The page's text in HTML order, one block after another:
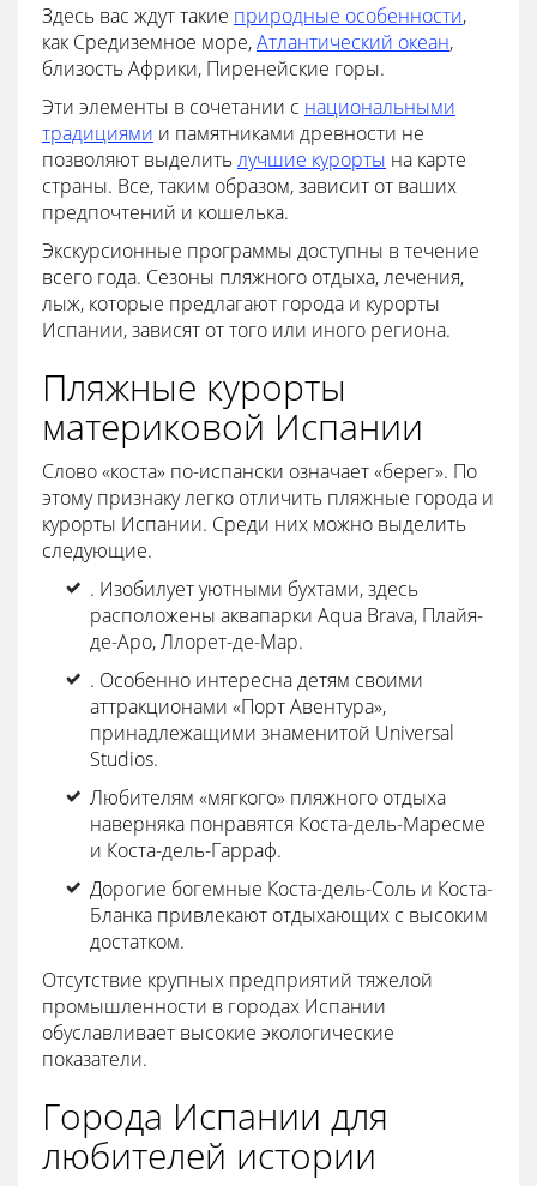
Здесь вас ждут такие природные особенности,
как Средиземное море,Атлантический океан,
близость Африки, Пиренейские горы.
Эти элементы в сочетании с национальными
традициями и памятниками древности не
позволяют выделитьлучшие курорты на карте
страны. Все, таким образом, зависит от ваших
предпочтений и кошелька.
Экскурсионные программы доступны в течение
всего года. Сезоны пляжного отдыха, лечения,
лыж, которые предлагают города и курорты
Испании, зависят от того или иного региона.
Пляжные курорты
материковой Испании
Слово «коста» по-испански означает «берег». По
этому признаку легко отличить пляжные города и
курорты Испании. Среди них можно выделить
следующие.
. Изобилует уютными бухтами, здесь
расположены аквапарки Aqua Brava, Плайя-
де-Аро, Ллорет-де-Мар.
. Особенно интересна детям своими
аттракционами «Порт Авентура»,
принадлежащими знаменитой Universal
Studios.
Любителям «мягкого» пляжного отдыха
наверняка понравятся Коста-дель-Маресме
и Коста-дель-Гарраф.
Дорогие богемные Коста-дель-Соль и Коста-
Бланка привлекают отдыхающих с высоким
достатком.
Отсутствие крупных предприятий тяжелой
промышленности в городах Испании
обуславливает высокие экологические
показатели.
Города Испании для
любителей истории